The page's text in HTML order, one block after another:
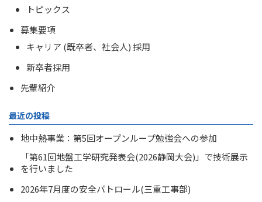
トピックス
募集要項
キャリア (既卒者、社会人) 採用
新卒者採用
先輩紹介
最近の投稿
地中熱事業：第5回オープンループ勉強会への参加
「第61回地盤工学研究発表会(2026静岡大会)」で技術展示
を行いました
2026年7月度の安全パトロール(三重工事部)